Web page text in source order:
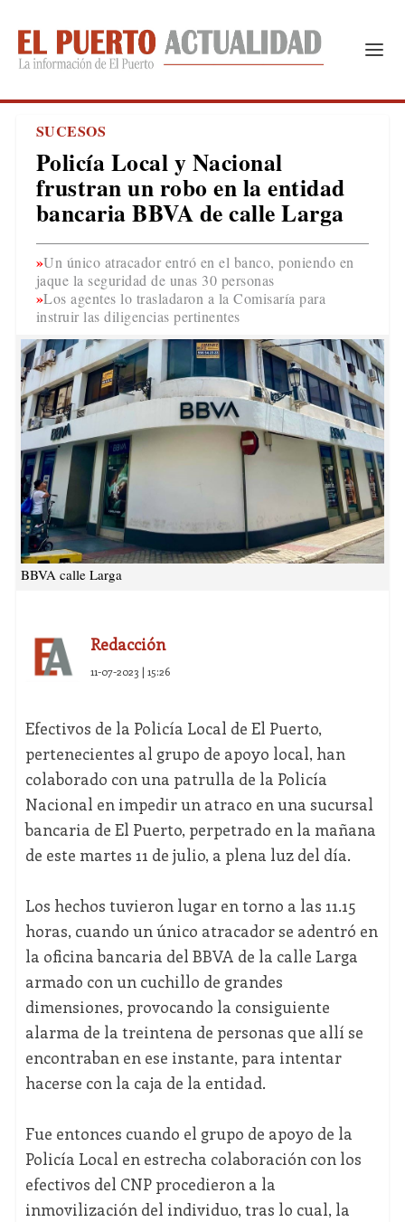
SUCESOS
Policía Local y Nacional
frustran un robo en la entidad
bancaria BBVA de calle Larga
Un único atracador entró en el banco, poniendo en
jaque la seguridad de unas 30 personas
Los agentes lo trasladaron a la Comisaría para
instruir las diligencias pertinentes
BBVA calle Larga
Redacción
11-07-2023 | 15:26
Efectivos de la Policía Local de El Puerto,
pertenecientes al grupo de apoyo local, han
colaborado con una patrulla de la Policía
Nacional en impedir un atraco en una sucursal
bancaria de El Puerto, perpetrado en la mañana
de este martes 11 de julio, a plena luz del día.
Los hechos tuvieron lugar en torno a las 11.15
horas, cuando un único atracador se adentró en
la oficina bancaria del BBVA de la calle Larga
armado con un cuchillo de grandes
dimensiones, provocando la consiguiente
alarma de la treintena de personas que allí se
encontraban en ese instante, para intentar
hacerse con la caja de la entidad.
Fue entonces cuando el grupo de apoyo de la
Policía Local en estrecha colaboración con los
efectivos del CNP procedieron a la
inmovilización del individuo, tras lo cual, la